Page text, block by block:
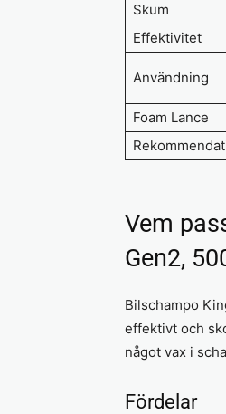
Skum
Effektivitet
Användning
Foam Lance
Vem
Gen2,
Bilschampo
effektivt och
något vax i
Fördelar